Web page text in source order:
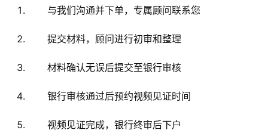
与我们沟通并下单，专属顾问联系您
提交材料，顾问进行初审和整理
材料确认无误后提交至银行审核
银行审核通过后预约视频见证时间
视频见证完成，银行终审后下户